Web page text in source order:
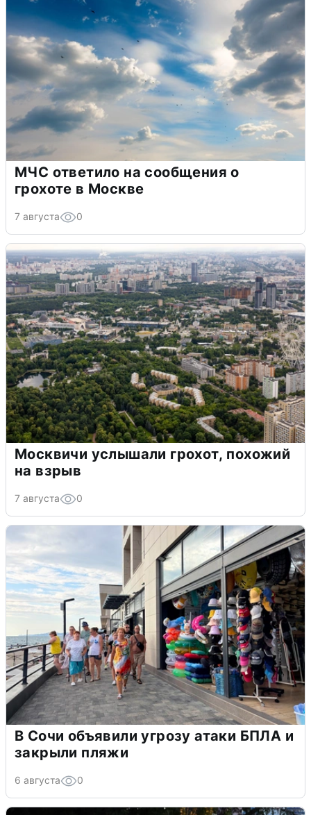
МЧС ответило на сообщения о
грохоте в Москве
7 августа 0
Москвичи услышали грохот, похожий
на взрыв
7 августа 0
В Сочи объявили угрозу атаки БПЛА и
закрыли пляжи
6 августа 0